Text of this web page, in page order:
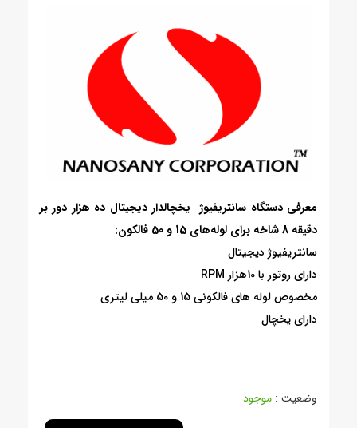
معرفی دستگاه سانتریفیوژ یخچالدار دیجیتال ده هزار دور بر
دقیقه 8 شاخه برای لوله‌های 15 و 50 فالکون:
سانتریفیوژ دیجیتال
دارای روتور با 10هزار RPM
مخصوص لوله های فالکونی 15 و 50 میلی لیتری
دارای یخچال
وضعیت : موجود